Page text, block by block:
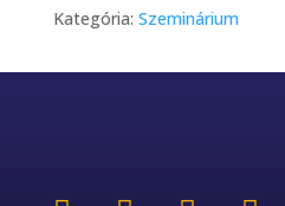
Kategória: Szeminárium